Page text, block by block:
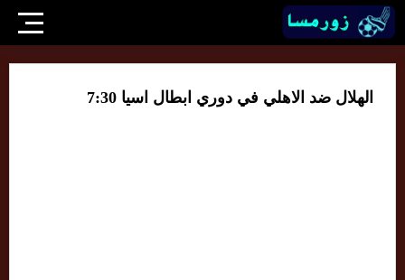
الهلال ضد الاهلي في دوري ابطال اسيا 7:30